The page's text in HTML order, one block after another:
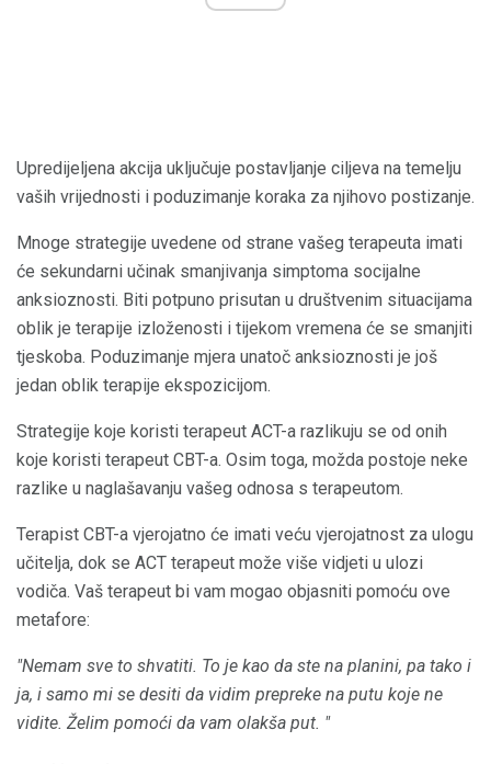
Upredijeljena akcija uključuje postavljanje ciljeva na temelju
vaših vrijednosti i poduzimanje koraka za njihovo postizanje.
Mnoge strategije uvedene od strane vašeg terapeuta imati
će sekundarni učinak smanjivanja simptoma socijalne
anksioznosti. Biti potpuno prisutan u društvenim situacijama
oblik je terapije izloženosti i tijekom vremena će se smanjiti
tjeskoba. Poduzimanje mjera unatoč anksioznosti je još
jedan oblik terapije ekspozicijom.
Strategije koje koristi terapeut ACT-a razlikuju se od onih
koje koristi terapeut CBT-a. Osim toga, možda postoje neke
razlike u naglašavanju vašeg odnosa s terapeutom.
Terapist CBT-a vjerojatno će imati veću vjerojatnost za ulogu
učitelja, dok se ACT terapeut može više vidjeti u ulozi
vodiča. Vaš terapeut bi vam mogao objasniti pomoću ove
metafore:
"Nemam sve to shvatiti. To je kao da ste na planini, pa tako i
ja, i samo mi se desiti da vidim prepreke na putu koje ne
vidite. Želim pomoći da vam olakša put. "